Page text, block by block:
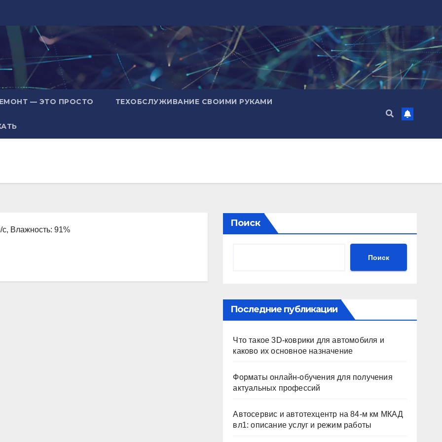
— ЭТО ПРОСТО ТЕХОБСЛУЖИВАНИЕ СВОИМИ РУКАМИ
Влажность: 91%
Поиск
Поиск
Последние публикации
Что такое 3D-коврики для автомобиля и
каково их основное назначение
Форматы онлайн-обучения для получения
актуальных профессий
Автосервис и автотехцентр на 84-м км МКАД
вл1: описание услуг и режим работы